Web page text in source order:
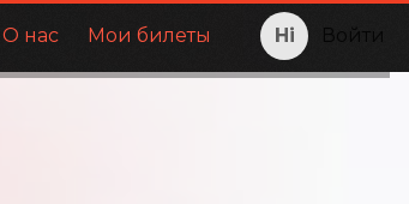
О нас Мои билеты Войти